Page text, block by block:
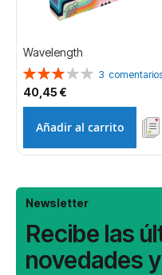
Wavelength
Valoración:
60%
3
40,45 €
Añadir al carrito
Newsletter
Recibe las
novedades